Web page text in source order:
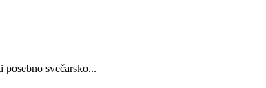
svečarsko...